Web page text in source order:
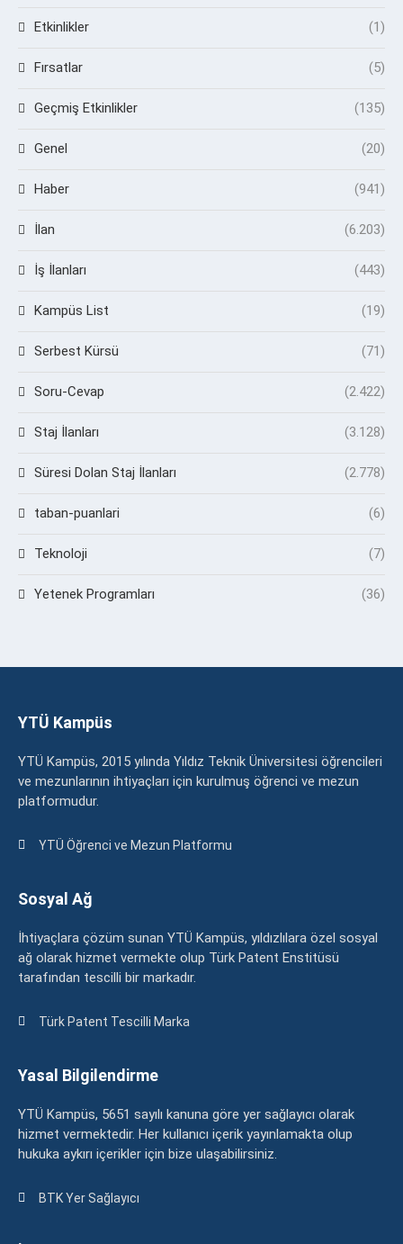
Etkinlikler (1)
Fırsatlar (5)
Geçmiş Etkinlikler (135)
Genel (20)
Haber (941)
İlan (6.203)
İş İlanları (443)
Kampüs List (19)
Serbest Kürsü (71)
Soru-Cevap (2.422)
Staj İlanları (3.128)
Süresi Dolan Staj İlanları (2.778)
taban-puanlari (6)
Teknoloji (7)
Yetenek Programları (36)
YTÜ Kampüs
YTÜ Kampüs, 2015 yılında Yıldız Teknik Üniversitesi öğrencileri
ve mezunlarının ihtiyaçları için kurulmuş öğrenci ve mezun
platformudur.
YTÜ Öğrenci ve Mezun Platformu
Sosyal Ağ
İhtiyaçlara çözüm sunan YTÜ Kampüs, yıldızlılara özel sosyal
ağ olarak hizmet vermekte olup Türk Patent Enstitüsü
tarafından tescilli bir markadır.
Türk Patent Tescilli Marka
Yasal Bilgilendirme
YTÜ Kampüs, 5651 sayılı kanuna göre yer sağlayıcı olarak
hizmet vermektedir. Her kullanıcı içerik yayınlamakta olup
hukuka aykırı içerikler için bize ulaşabilirsiniz.
BTK Yer Sağlayıcı